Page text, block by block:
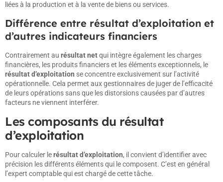
liées à la production et à la vente de biens ou services.
Différence entre résultat d’exploitation et
d’autres indicateurs financiers
Contrairement au résultat netqui intègre également les charges
financières, les produits financiers et les éléments exceptionnels, le
résultat d’exploitation se concentre exclusivement sur l’activité
opérationnelle. Cela permet aux gestionnaires de juger de l’efficacité
de leurs opérations sans que les distorsions causées par d’autres
facteurs ne viennent interférer.
Les composants du résultat
d’exploitation
Pour calculer lerésultat d’exploitation, il convient d’identifier avec
précision les différents éléments qui le composent. C’est en général
l’expert comptable qui est chargé de cette tâche.